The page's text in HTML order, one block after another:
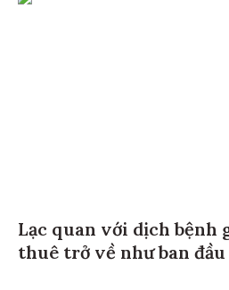
Lạc quan với dịch bệnh
thuê trở về như ban đầu